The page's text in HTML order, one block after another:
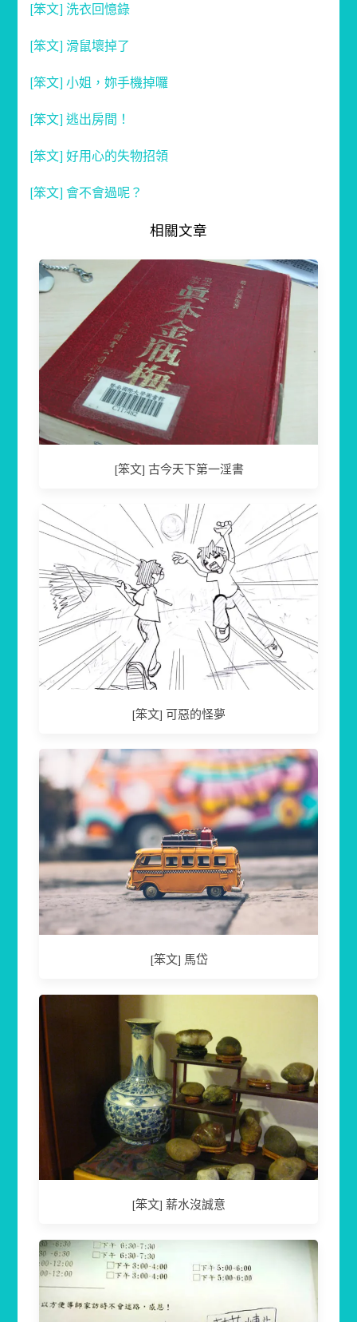
[笨文] 洗衣回憶錄
[笨文] 滑鼠壞掉了
[笨文] 小姐，妳手機掉囉
[笨文] 逃出房間！
[笨文] 好用心的失物招領
[笨文] 會不會過呢？
相關文章
[笨文] 古今天下第一淫書
[笨文] 可惡的怪夢
[笨文] 馬岱
[笨文] 薪水沒誠意